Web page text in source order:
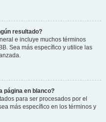
resultado?
e incluye muchos términos
Sea más específico y utilice las
página en blanco?
para ser procesados por el
más específico en los términos y